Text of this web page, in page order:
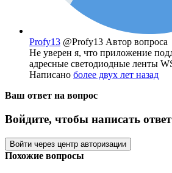
Profy13 @Profy13 Автор вопроса
Не уверен я, что приложение
адресные светодиодные ленты
Написано более двух лет назад
Ваш ответ на вопрос
Войдите, чтобы написать ответ
Войти через центр авторизации
Похожие вопросы